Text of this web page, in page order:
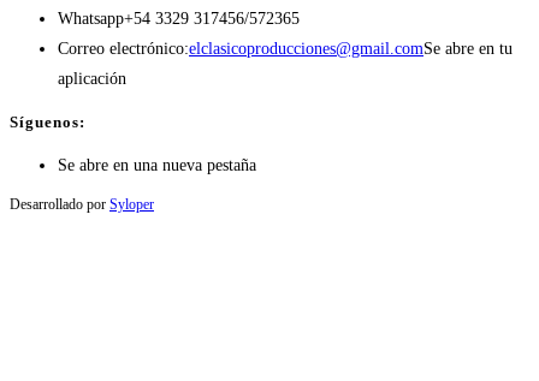
Whatsapp+54 3329 317456/572365
Correo electrónico:elclasicoproducciones@gmail.comSe abre en tu
aplicación
Síguenos:
Se abre en una nueva pestaña
Desarrollado por Syloper